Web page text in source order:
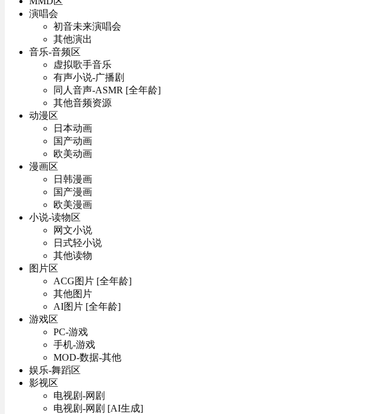
演唱会
初音未来演唱会
其他演出
音乐-音频区
虚拟歌手音乐
有声小说-广播剧
同人音声-ASMR [全年龄]
其他音频资源
动漫区
日本动画
国产动画
欧美动画
漫画区
日韩漫画
国产漫画
欧美漫画
小说-读物区
网文小说
日式轻小说
其他读物
图片区
ACG图片 [全年龄]
其他图片
AI图片 [全年龄]
游戏区
PC-游戏
手机-游戏
MOD-数据-其他
娱乐-舞蹈区
影视区
电视剧-网剧
电视剧-网剧 [AI生成]